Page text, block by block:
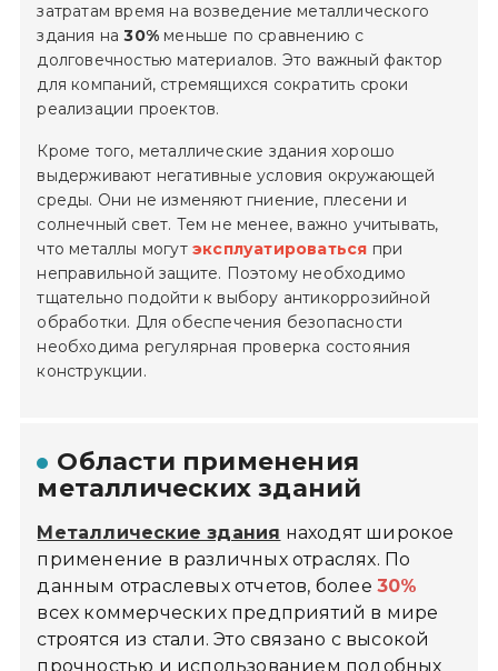
затратам время на возведение металлического
здания на30% меньше по сравнению с
долговечностью материалов. Это важный фактор
для компаний, стремящихся сократить сроки
реализации проектов.
Кроме того, металлические здания хорошо
выдерживают негативные условия окружающей
среды. Они не изменяют гниение, плесени и
солнечный свет. Тем не менее, важно учитывать,
что металлы могутэксплуатироваться при
неправильной защите. Поэтому необходимо
тщательно подойти к выбору антикоррозийной
обработки. Для обеспечения безопасности
необходима регулярная проверка состояния
конструкции.
Области применения
металлических зданий
Металлические здания находят широкое
применение в различных отраслях. По
данным отраслевых отчетов, более30%
всех коммерческих предприятий в мире
строятся из стали. Это связано с высокой
прочностью и использованием подобных